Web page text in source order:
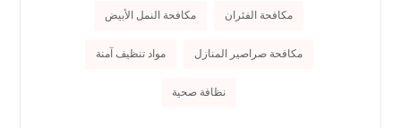
مكافحة الفئران مكافحة النمل الأبيض
مكافحة صراصير المنازل مواد تنظيف آمنة
نظافة صحية